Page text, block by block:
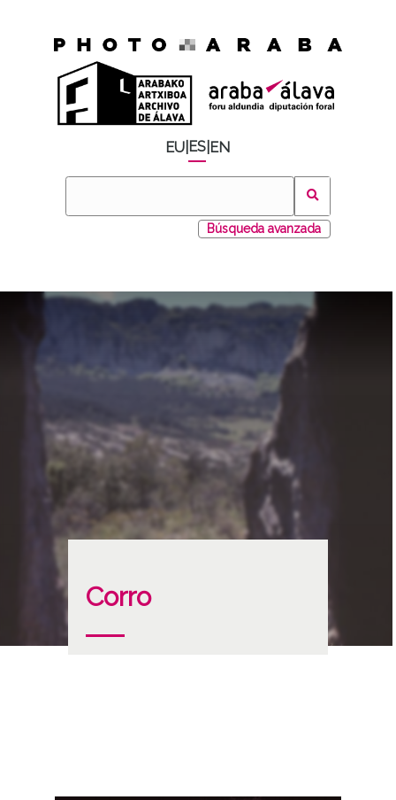
EU ES EN
Búsqueda avanzada
Corro